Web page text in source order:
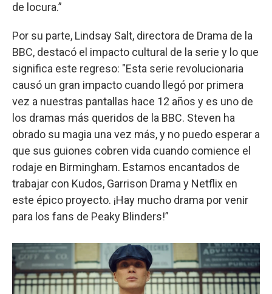
de locura.”
Por su parte, Lindsay Salt, directora de Drama de la
BBC, destacó el impacto cultural de la serie y lo que
significa este regreso: "Esta serie revolucionaria
causó un gran impacto cuando llegó por primera
vez a nuestras pantallas hace 12 años y es uno de
los dramas más queridos de la BBC. Steven ha
obrado su magia una vez más, y no puedo esperar a
que sus guiones cobren vida cuando comience el
rodaje en Birmingham. Estamos encantados de
trabajar con Kudos, Garrison Drama y Netflix en
este épico proyecto. ¡Hay mucho drama por venir
para los fans de Peaky Blinders!”